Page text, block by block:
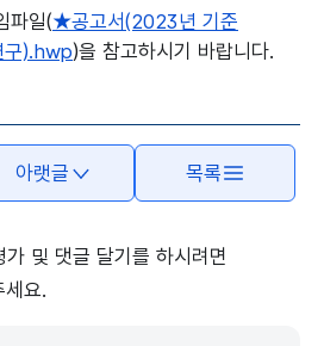
파일(★공고서(2023년 기준
구).hwp)을 참고하시기 바랍니다.
아랫글 목록
가 및 댓글 달기를 하시려면
세요.